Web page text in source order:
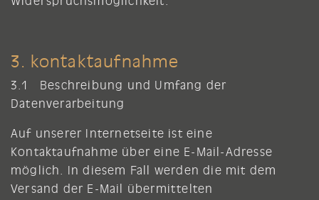
3. kontaktaufnahme
3.1 Beschreibung und Umfang der
Datenverarbeitung
Auf unserer Internetseite ist eine
Kontaktaufnahme über eine E-Mail-Adresse
möglich. In diesem Fall werden die mit dem
Versand der E-Mail übermittelten